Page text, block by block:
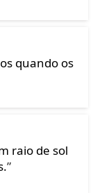
quando os
raio de sol
”